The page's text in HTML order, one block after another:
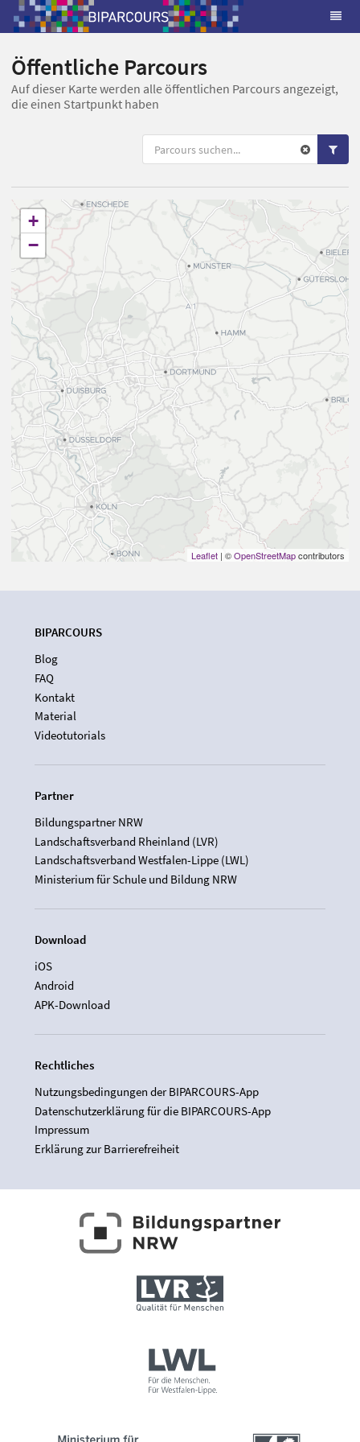
Öffentliche Parcours
Auf dieser Karte werden alle öffentlichen Parcours angezeigt,
die einen Startpunkt haben
+
−
Leaflet | ©OpenStreetMapcontributors
BIPARCOURS
Blog
FAQ
Kontakt
Material
Videotutorials
Partner
Bildungspartner NRW
Landschaftsverband Rheinland (LVR)
Landschaftsverband Westfalen-Lippe (LWL)
Ministerium für Schule und Bildung NRW
Download
iOS
Android
APK-Download
Rechtliches
Nutzungsbedingungen der BIPARCOURS-App
Datenschutzerklärung für die BIPARCOURS-App
Impressum
Erklärung zur Barrierefreiheit